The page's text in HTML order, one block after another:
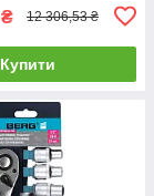
₴ 12 306,53 ₴
Купити